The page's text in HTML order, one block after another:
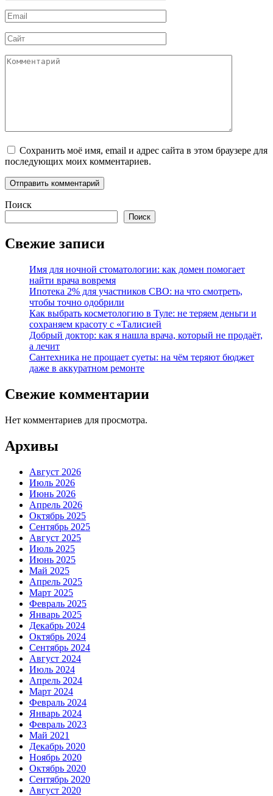
*
Email
*
Сайт
Комментарий
Сохранить моё имя, email и адрес сайта в этом браузере для
последующих моих комментариев.
Поиск
Поиск
Свежие записи
Имя для ночной стоматологии: как домен помогает
найти врача вовремя
Ипотека 2% для участников СВО: на что смотреть,
чтобы точно одобрили
Как выбрать косметологию в Туле: не теряем деньги и
сохраняем красоту с «Талисией
Добрый доктор: как я нашла врача, который не продаёт,
а лечит
Сантехника не прощает суеты: на чём теряют бюджет
даже в аккуратном ремонте
Свежие комментарии
Нет комментариев для просмотра.
Архивы
Август 2026
Июль 2026
Июнь 2026
Апрель 2026
Октябрь 2025
Сентябрь 2025
Август 2025
Июль 2025
Июнь 2025
Май 2025
Апрель 2025
Март 2025
Февраль 2025
Январь 2025
Декабрь 2024
Октябрь 2024
Сентябрь 2024
Август 2024
Июль 2024
Апрель 2024
Март 2024
Февраль 2024
Январь 2024
Февраль 2023
Май 2021
Декабрь 2020
Ноябрь 2020
Октябрь 2020
Сентябрь 2020
Август 2020